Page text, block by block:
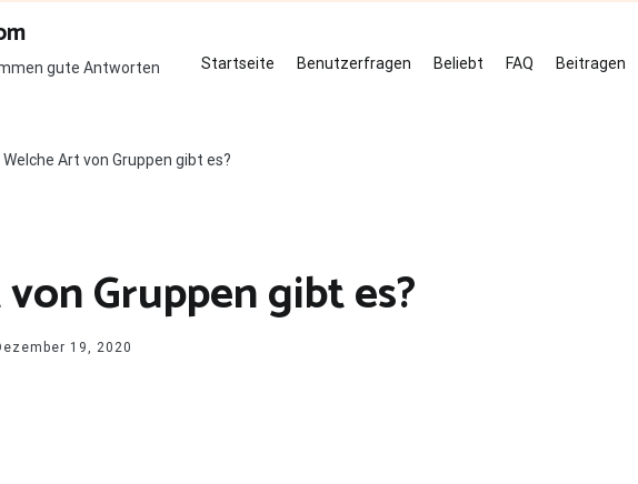
gute Antworten Startseite Benutzerfragen Beliebt FAQ Beitragen
Welche Art von Gruppen gibt es?
Gruppen gibt es?
19, 2020